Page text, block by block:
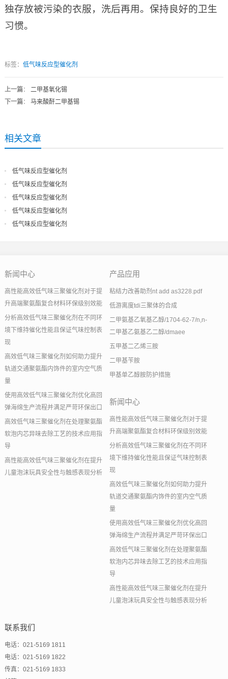
独存放被污染的衣服，洗后再用。保持良好的卫生
习惯。
标签： 低气味反应型催化剂
上一篇： 二甲基氧化锡
下一篇： 马来酸酐二甲基锡
相关文章
低气味反应型催化剂
低气味反应型催化剂
低气味反应型催化剂
低气味反应型催化剂
低气味反应型催化剂
新闻中心
高性能高效低气味三聚催化剂对于提
升高端聚氨酯复合材料环保级别效能
分析高效低气味三聚催化剂在不同环
境下维持催化性能且保证气味控制表
现
高效低气味三聚催化剂如何助力提升
轨道交通聚氨酯内饰件的室内空气质
量
使用高效低气味三聚催化剂优化高回
弹海绵生产流程并满足严苛环保出口
高效低气味三聚催化剂在处理聚氨酯
软泡内芯异味去除工艺的技术应用指
导
高性能高效低气味三聚催化剂在提升
儿童泡沫玩具安全性与触感表现分析
产品应用
粘结力改善助剂nt add as3228.pdf
低游离度tdi三聚体的合成
二甲氨基乙氧基乙醇/1704-62-7/n,n-
二甲基乙氨基乙二醇/dmaee
五甲基二乙烯三胺
二甲基苄胺
甲基单乙醇胺防护措施
新闻中心
高性能高效低气味三聚催化剂对于提
升高端聚氨酯复合材料环保级别效能
分析高效低气味三聚催化剂在不同环
境下维持催化性能且保证气味控制表
现
高效低气味三聚催化剂如何助力提升
轨道交通聚氨酯内饰件的室内空气质
量
使用高效低气味三聚催化剂优化高回
弹海绵生产流程并满足严苛环保出口
高效低气味三聚催化剂在处理聚氨酯
软泡内芯异味去除工艺的技术应用指
导
高性能高效低气味三聚催化剂在提升
儿童泡沫玩具安全性与触感表现分析
联系我们
电话：021-5169 1811
电话：021-5169 1822
传真：021-5169 1833